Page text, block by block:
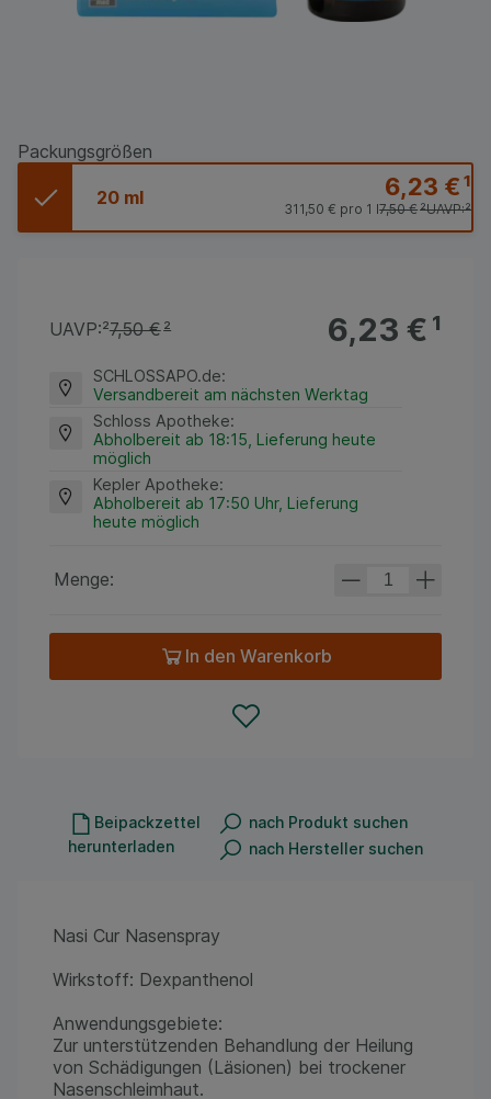
Packungsgrößen
20 ml 6,23 €¹
UAVP:²
7,50 €²
311,50 € pro 1 l
6,23 €¹
UAVP:²7,50 €²
SCHLOSSAPO.de:
Versandbereit am nächsten Werktag
Schloss Apotheke:
Abholbereit ab 18:15, Lieferung heute
möglich
Kepler Apotheke:
Abholbereit ab 17:50 Uhr, Lieferung
heute möglich
Menge:
In den Warenkorb
Beipackzettel
herunterladen
nach Produkt suchen
nach Hersteller suchen
Nasi Cur Nasenspray
Wirkstoff: Dexpanthenol
Anwendungsgebiete:
Zur unterstützenden Behandlung der Heilung
von Schädigungen (Läsionen) bei trockener
Nasenschleimhaut.